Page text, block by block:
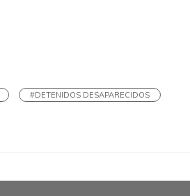
#DETENIDOS DESAPARECIDOS